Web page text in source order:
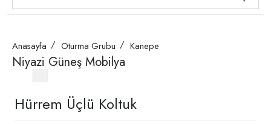
Anasayfa Oturma Grubu Kanepe
Niyazi Güneş Mobilya
Hürrem Üçlü Koltuk